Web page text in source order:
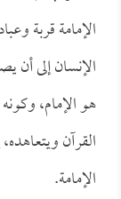
الإمامة قربة
الإنسان إلى أن
هو الإمام،
القرآن
الإمامة.